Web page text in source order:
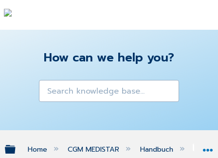
How can we help you?
Expand/collapse global hierarchy
Home CGM MEDISTAR Handbuch